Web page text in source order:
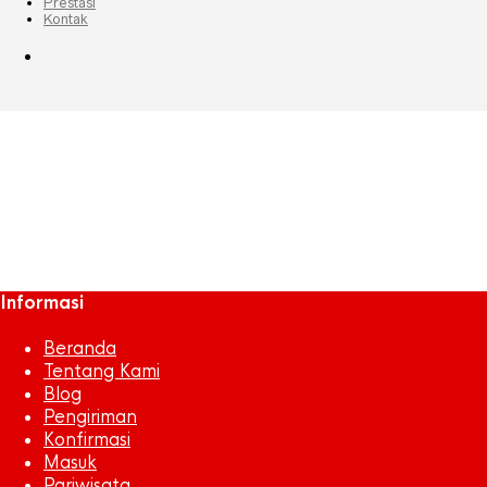
Kontak
Informasi
Beranda
Tentang Kami
Blog
Pengiriman
Konfirmasi
Masuk